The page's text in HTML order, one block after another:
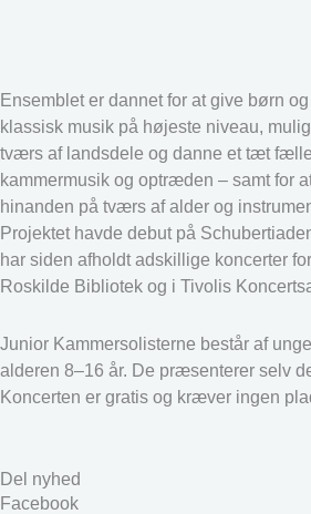
Ensemblet er dannet for at give børn
klassisk musik på højeste niveau,
tværs af landsdele og danne et tæt
kammermusik og optræden – samt for
hinanden på tværs af alder og
Projektet havde debut på
har siden afholdt adskillige koncerter
Roskilde Bibliotek og i Tivolis
Junior Kammersolisterne består af
alderen 8–16 år. De præsenterer selv
Koncerten er gratis og kræver ingen
Del nyhed
Facebook